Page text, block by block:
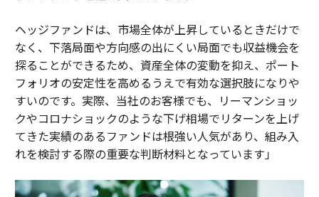
ヘッジファンドは、市場全体が上昇しているときだけで
なく、下落局面や方向感の出にくい局面でも収益機会を
探ることができるため、資産全体の変動を抑え、ポート
フォリオの安定性を高めるうえで有効な選択肢になりや
すいのです。実際、当社のお客様でも、リーマンショッ
クやコロナショックのような下げ相場でリターンを上げ
てきた実績のあるファンドは根強い人気があり、組み入
れを検討する際の重要な判断材料となっています」